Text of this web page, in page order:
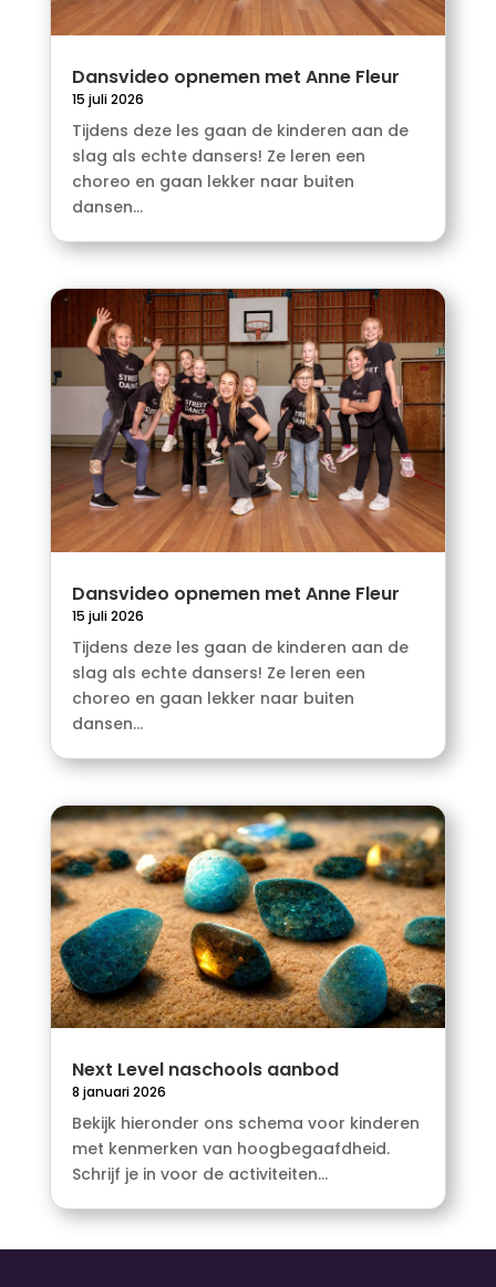
Dansvideo opnemen met Anne Fleur
15 juli 2026
Tijdens deze les gaan de kinderen aan de
slag als echte dansers! Ze leren een
choreo en gaan lekker naar buiten
dansen...
Dansvideo opnemen met Anne Fleur
15 juli 2026
Tijdens deze les gaan de kinderen aan de
slag als echte dansers! Ze leren een
choreo en gaan lekker naar buiten
dansen...
Next Level naschools aanbod
8 januari 2026
Bekijk hieronder ons schema voor kinderen
met kenmerken van hoogbegaafdheid.
Schrijf je in voor de activiteiten...